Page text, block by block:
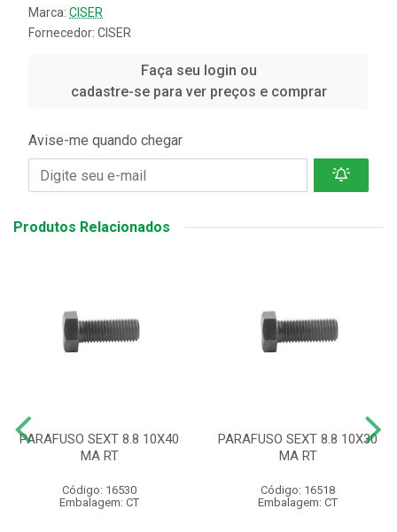
Marca: CISER
Fornecedor: CISER
Faça seu login ou
cadastre-se para ver preços e comprar
Avise-me quando chegar
Produtos Relacionados
PARAFUSO SEXT 8.8 10X40
MA RT
Código: 16530
Embalagem: CT
PARAFUSO SEXT 8.8 10X30
MA RT
Código: 16518
Embalagem: CT